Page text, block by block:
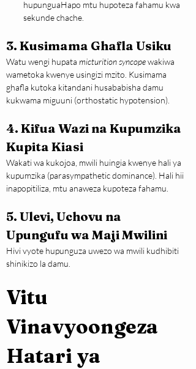
hupunguaHapo mtu hupoteza fahamu kwa
sekunde chache.
3. Kusimama Ghafla Usiku
Watu wengi hupata micturition syncope wakiwa
wametoka kwenye usingizi mzito. Kusimama
ghafla kutoka kitandani husababisha damu
kukwama miguuni (orthostatic hypotension).
4. Kifua Wazi na Kupumzika
Kupita Kiasi
Wakati wa kukojoa, mwili huingia kwenye hali ya
kupumzika (parasympathetic dominance). Hali hii
inapopitiliza, mtu anaweza kupoteza fahamu.
5. Ulevi, Uchovu na
Upungufu wa Maji Mwilini
Hivi vyote hupunguza uwezo wa mwili kudhibiti
shinikizo la damu.
Vitu
Vinavyoongeza
Hatari ya